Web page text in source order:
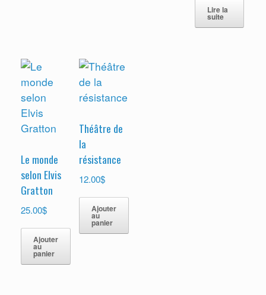
Lire la
suite
Le monde
selon Elvis
Gratton
25.00$
Ajouter
au
panier
Théâtre de
la
résistance
12.00$
Ajouter
au
panier